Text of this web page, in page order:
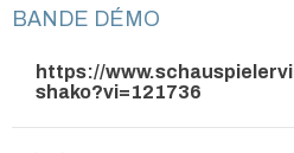
BANDE DÉMO
https://
shako?vi=121736